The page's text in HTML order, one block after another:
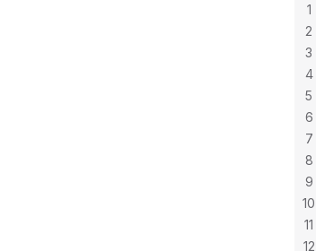
1
2
3
4
5
6
7
8
9
10
11
12